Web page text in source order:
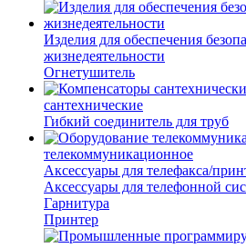
Изделия для обеспечения
жизнедеятельности
Огнетушитель
сантехнические
Гибкий соединитель для труб
телекоммуникационное
Аксессуары для телефакса/
Аксессуары для телефонной
Гарнитура
Принтер